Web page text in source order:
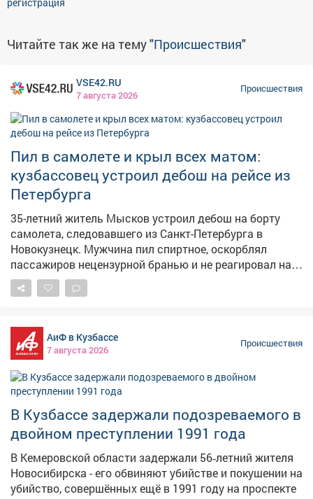
Читайте так же на тему "Происшествия"
VSE42.RU
7 августа 2026
Происшествия
Пил в самолете и крыл всех матом:
кузбассовец устроил дебош на рейсе из
Петербурга
35-летний житель Мысков устроил дебош на борту
самолета, следовавшего из Санкт-Петербурга в
Новокузнецк. Мужчина пил спиртное, оскорблял
пассажиров нецензурной бранью и не реагировал на
замечания экипажа. Сообщение о неадекватном
пассажире поступило в линейный пункт полиции в
рейсе, вылетевшем из Санкт-Петербурга.
Представитель авиакомпании отказал 35-летнему
жителю Мысков в дальнейшем перелете из-за его
поведения. Транспортные полицейские установили: в
ходе полета мужчина оскорблял окружающих с
замечания работников авиакомпании, проявлял
агрессию и распивал спиртные напитки прямо в
освидетельствование подтвердило алкогольное
опьянение. В отношении дебошира составили
протокол по ч. 1 ст. 20.1 КоАП РФ "Мелкое
АиФ в Кузбассе
7 августа 2026
Происшествия
В Кузбассе задержали подозреваемого в
двойном преступлении 1991 года
В Кемеровской области задержали 56‑летний жителя
Новосибирска - его обвиняют убийстве и покушении на
убийство, совершённых ещё в 1991 году на проспекте